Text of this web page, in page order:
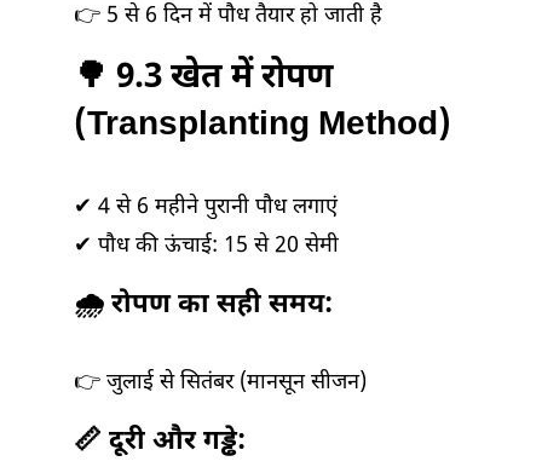
👉 5 से 6 दिन में पौध तैयार हो जाती है
🌳 9.3 खेत में रोपण
(Transplanting Method)
✔ 4 से 6 महीने पुरानी पौध लगाएं
✔ पौध की ऊंचाई: 15 से 20 सेमी
🌧️ रोपण का सही समय:
👉 जुलाई से सितंबर (मानसून सीजन)
📏 दूरी और गड्ढे: